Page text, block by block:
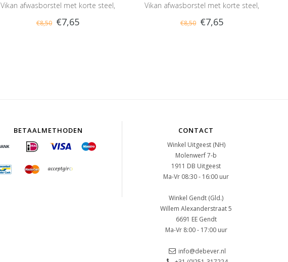
Vikan afwasborstel met korte steel,
zacht
€8,50 €7,65
Vikan afwasborstel met korte steel,
zacht
€8,50 €7,65
BETAALMETHODEN CONTACT
Winkel Uitgeest (NH)
Molenwerf 7-b
1911 DB Uitgeest
Ma-Vr 08:30 - 16:00 uur
Winkel Gendt (Gld.)
Willem Alexanderstraat 5
6691 EE Gendt
Ma-Vr 8:00 - 17:00 uur
info@debever.nl